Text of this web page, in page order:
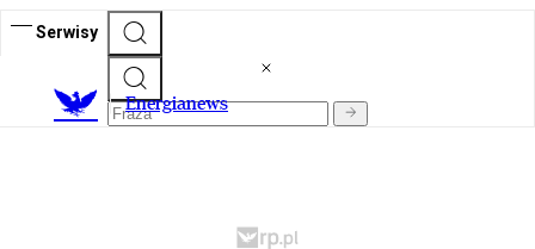
Serwisy
Energianews